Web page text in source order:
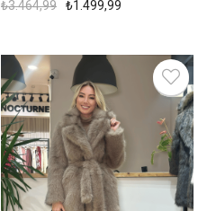
₺1.499,99
₺3.464,99